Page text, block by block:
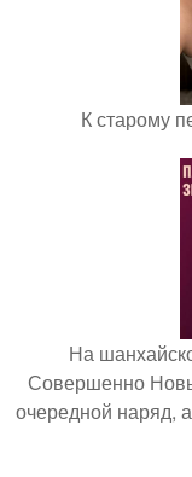
К старому
На
Совершенно
очередной наряд,